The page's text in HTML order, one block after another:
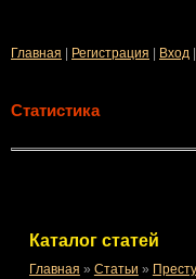
Главная | Регистрация | Вход |
Статистика
Каталог статей
Главная » Статьи »